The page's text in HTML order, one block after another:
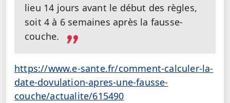
lieu 14 jours avant le début des règles,
soit 4 à 6 semaines après la fausse-
couche.
https://www.e-sante.fr/comment-calculer-la-
date-dovulation-apres-une-fausse-
couche/actualite/615490